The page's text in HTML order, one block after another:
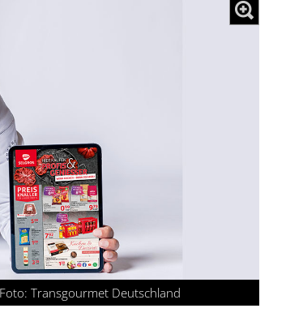
Transgourmet Deutschland